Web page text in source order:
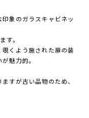
象のガラスキャビネッ
す。
くよう施された扉の装
魅力的。
すが古い品物のため、